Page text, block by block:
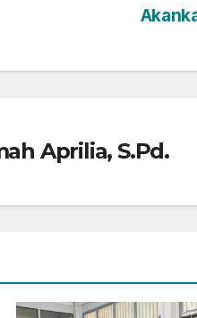
Aprilia, S.Pd.